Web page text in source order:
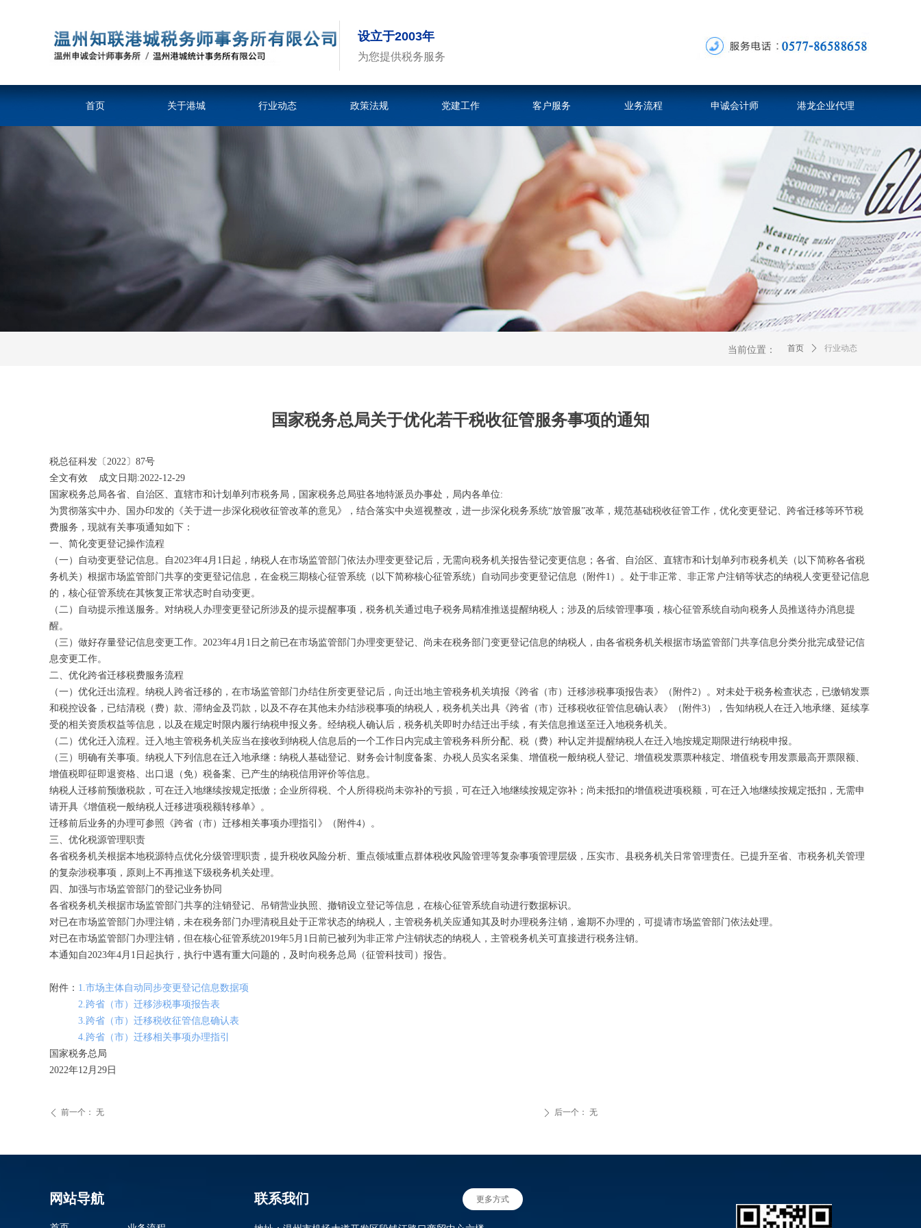
设立于2003年
为您提供税务服务
首页 关于港城 行业动态 政策法规 党建工作 客户服务 业务流程 申诚会计师 港龙企业代理
国家税务总局关于优化若干税收征管服务事项的通知
税总征科发〔2022〕87号
全文有效 成文日期:2022-12-29
国家税务总局各省、自治区、直辖市和计划单列市税务局，国家税务总局驻各地特派员办事处，局内各单位:
为贯彻落实中办、国办印发的《关于进一步深化税收征管改革的意见》，结合落实中央巡视整改，进一步深化税务系统“放管服”改革，规范基础税收征管工作，优化变更登记、跨省迁移等环节税
费服务，现就有关事项通知如下：
一、简化变更登记操作流程
（一）自动变更登记信息。自2023年4月1日起，纳税人在市场监管部门依法办理变更登记后，无需向税务机关报告登记变更信息；各省、自治区、直辖市和计划单列市税务机关（以下简称各省税
务机关）根据市场监管部门共享的变更登记信息，在金税三期核心征管系统（以下简称核心征管系统）自动同步变更登记信息（附件1）。处于非正常、非正常户注销等状态的纳税人变更登记信息
的，核心征管系统在其恢复正常状态时自动变更。
（二）自动提示推送服务。对纳税人办理变更登记所涉及的提示提醒事项，税务机关通过电子税务局精准推送提醒纳税人；涉及的后续管理事项，核心征管系统自动向税务人员推送待办消息提
醒。
（三）做好存量登记信息变更工作。2023年4月1日之前已在市场监管部门办理变更登记、尚未在税务部门变更登记信息的纳税人，由各省税务机关根据市场监管部门共享信息分类分批完成登记信
息变更工作。
二、优化跨省迁移税费服务流程
（一）优化迁出流程。纳税人跨省迁移的，在市场监管部门办结住所变更登记后，向迁出地主管税务机关填报《跨省（市）迁移涉税事项报告表》（附件2）。对未处于税务检查状态，已缴销发票
和税控设备，已结清税（费）款、滞纳金及罚款，以及不存在其他未办结涉税事项的纳税人，税务机关出具《跨省（市）迁移税收征管信息确认表》（附件3），告知纳税人在迁入地承继、延续享
受的相关资质权益等信息，以及在规定时限内履行纳税申报义务。经纳税人确认后，税务机关即时办结迁出手续，有关信息推送至迁入地税务机关。
（二）优化迁入流程。迁入地主管税务机关应当在接收到纳税人信息后的一个工作日内完成主管税务科所分配、税（费）种认定并提醒纳税人在迁入地按规定期限进行纳税申报。
（三）明确有关事项。纳税人下列信息在迁入地承继：纳税人基础登记、财务会计制度备案、办税人员实名采集、增值税一般纳税人登记、增值税发票票种核定、增值税专用发票最高开票限额、
增值税即征即退资格、出口退（免）税备案、已产生的纳税信用评价等信息。
纳税人迁移前预缴税款，可在迁入地继续按规定抵缴；企业所得税、个人所得税尚未弥补的亏损，可在迁入地继续按规定弥补；尚未抵扣的增值税进项税额，可在迁入地继续按规定抵扣，无需申
请开具《增值税一般纳税人迁移进项税额转移单》。
迁移前后业务的办理可参照《跨省（市）迁移相关事项办理指引》（附件4）。
三、优化税源管理职责
各省税务机关根据本地税源特点优化分级管理职责，提升税收风险分析、重点领域重点群体税收风险管理等复杂事项管理层级，压实市、县税务机关日常管理责任。已提升至省、市税务机关管理
的复杂涉税事项，原则上不再推送下级税务机关处理。
四、加强与市场监管部门的登记业务协同
各省税务机关根据市场监管部门共享的注销登记、吊销营业执照、撤销设立登记等信息，在核心征管系统自动进行数据标识。
对已在市场监管部门办理注销，未在税务部门办理清税且处于正常状态的纳税人，主管税务机关应通知其及时办理税务注销，逾期不办理的，可提请市场监管部门依法处理。
对已在市场监管部门办理注销，但在核心征管系统2019年5月1日前已被列为非正常户注销状态的纳税人，主管税务机关可直接进行税务注销。
本通知自2023年4月1日起执行，执行中遇有重大问题的，及时向税务总局（征管科技司）报告。
附件： 1.市场主体自动同步变更登记信息数据项
2.跨省（市）迁移涉税事项报告表
3.跨省（市）迁移税收征管信息确认表
4.跨省（市）迁移相关事项办理指引
国家税务总局
2022年12月29日
当前位置： 首页 ꄲ 行业动态
ꄴ 前一个： 无 ꄲ 后一个： 无
网站导航 联系我们 更多方式